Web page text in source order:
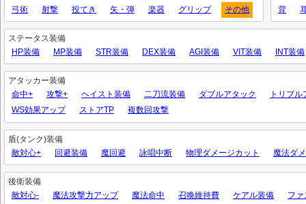
弓術
射撃 投てき 矢・弾 楽器 グリップ その他
背
ステータス装備
HP装備
MP装備 STR装備 DEX装備 AGI装備 VIT装備 INT装備
アタッカー装備
命中+
攻撃+ ヘイスト装備 二刀流装備 ダブルアタック
トリプル
WS効果アップ
ストアTP 複数回攻撃
盾(タンク)装備
敵対心+
回避装備 魔回避 詠唱中断 物理ダメージカット 魔法ダ
後衛装備
敵対心-
魔法攻撃力アップ 魔法命中 召喚維持費 ケアル装備
フ